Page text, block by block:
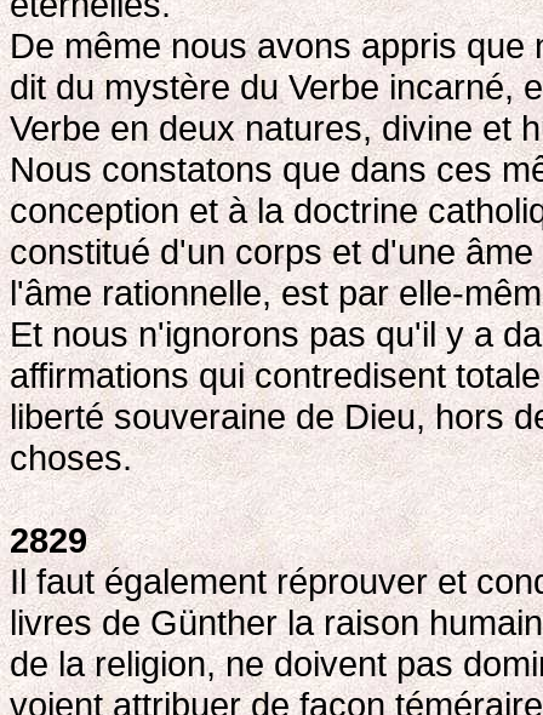
De même nous avons appris
dit du mystère du Verbe incarné,
Verbe en deux natures, divine et
Nous constatons que dans ces
conception et à la doctrine
constitué d'un corps et d'une
l'âme rationnelle, est par elle-
Et nous n'ignorons pas qu'il y a
affirmations qui contredisent
liberté souveraine de Dieu, hors
choses.
2829
Il faut également réprouver et
livres de Günther la raison
de la religion, ne doivent pas
voient attribuer de façon